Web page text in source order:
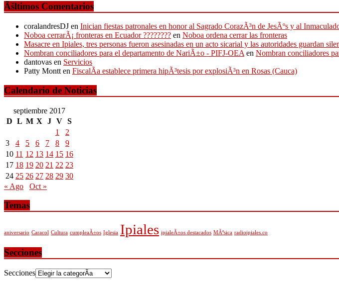
Ãšltimos Comentarios
coralandresDJ en Inician fiestas patronales en honor al Sagrado CorazÃ³n de JesÃºs y al
Noboa cerrarÃ¡ fronteras en Ecuador ???????? en Noboa ordena cerrar las fronteras
Masacre en Ipiales, tres personas fueron asesinadas en un acto sicarial y las autoridades guardan
Nombran conciliadores para el departamento de NariÃ±o - PIFJ-OEA en Nombran conciliadores
dantovas en Servicios
Patty Montt en FiscalÃ­a establece primera hipÃ³tesis por explosiÃ³n en Rosas (Cauca)
Calendario de Noticias
septiembre 2017
D L M X J V S
1
2
3
4 5 6 7 8
9
10 11 12 13 14 15 16
17 18 19 20 21 22 23
24 25 26 27 28 29 30
« Ago
Oct »
Temas
aniversario Caracol Cultura cumpleaÃ±os Iglesia Ipiales ipialeÃ±os destacados MÃºsica radioipiales.co
Secciones
Secciones